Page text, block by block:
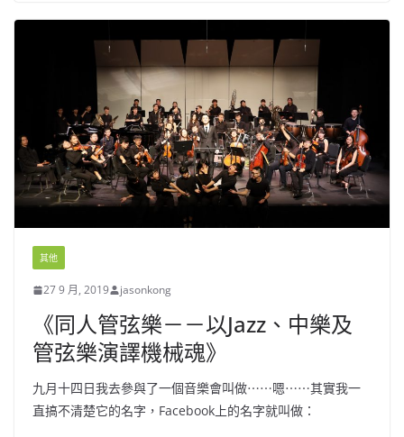
其他
27 9 月, 2019 jasonkong
《同人管弦樂－－以Jazz、中樂及
管弦樂演譯機械魂》
九月十四日我去參與了一個音樂會叫做⋯⋯嗯⋯⋯其實我一
直搞不清楚它的名字，Facebook上的名字就叫做：